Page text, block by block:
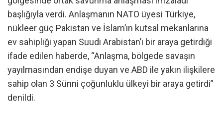
başlığıyla verdi. Anlaşmanın NATO üyesi Türkiye,
nükleer güç Pakistan ve İslam’ın kutsal mekanlarına
ev sahipliği yapan Suudi Arabistan’ı bir araya getirdiği
ifade edilen haberde, “Anlaşma, bölgede savaşın
yayılmasından endişe duyan ve ABD ile yakın ilişkilere
sahip olan 3 Sünni çoğunluklu ülkeyi bir araya getirdi”
denildi.